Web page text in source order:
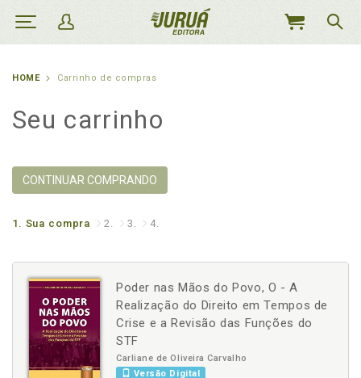
MEU
HOME Carrinho de compras
Seu carrinho
CONTINUAR COMPRANDO
1. Sua compra 2. 3. 4.
Poder nas Mãos do Povo, O - A
Realização do Direito em Tempos de
Crise e a Revisão das Funções do
STF
Carliane de Oliveira Carvalho
Versão Digital